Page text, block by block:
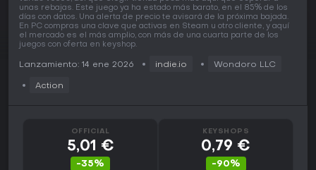
unas rebajas. Este juego ya ha estado más barato, en el 85% de los
días con datos. Una alerta de precio te avisará de la próxima bajada.
En PC compras una clave que activas en Steam u otro cliente, y aquí
el mercado es el más amplio, con más de una cuarta parte de los
juegos con oferta en keyshop.
Lanzamiento: 14 ene 2026 indie.io Wondoro LLC
Action
OFFICIAL
5,01 €
-35%
KEYSHOPS
0,79 €
-90%